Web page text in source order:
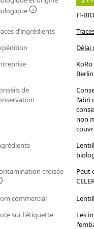
IT-
d’ingrédients
Délai
Berlin
de
l'abri
non
croisée
Peut
commercial
sur l'étiquette
Les